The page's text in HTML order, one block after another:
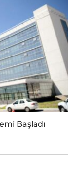
Başladı